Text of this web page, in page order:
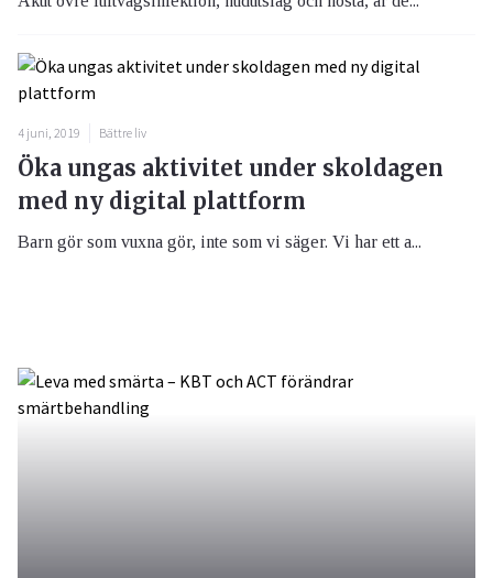
4 juni, 2019 Bättre liv
Öka ungas aktivitet under skoldagen
med ny digital plattform
Barn gör som vuxna gör, inte som vi säger. Vi har ett a...